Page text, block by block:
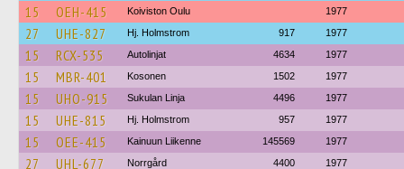
15 OEH-415 Koiviston Oulu 1977
27 UHE-827 Hj. Holmstrom 917 1977
15 RCX-535 Autolinjat 4634 1977
15 MBR-401 Kosonen 1502 1977
15 UHO-915 Sukulan Linja 4496 1977
15 UHE-815 Hj. Holmstrom 957 1977
15 OEE-415 Kainuun Liikenne 145569 1977
27 UHL-677 Norrgård 4400 1977